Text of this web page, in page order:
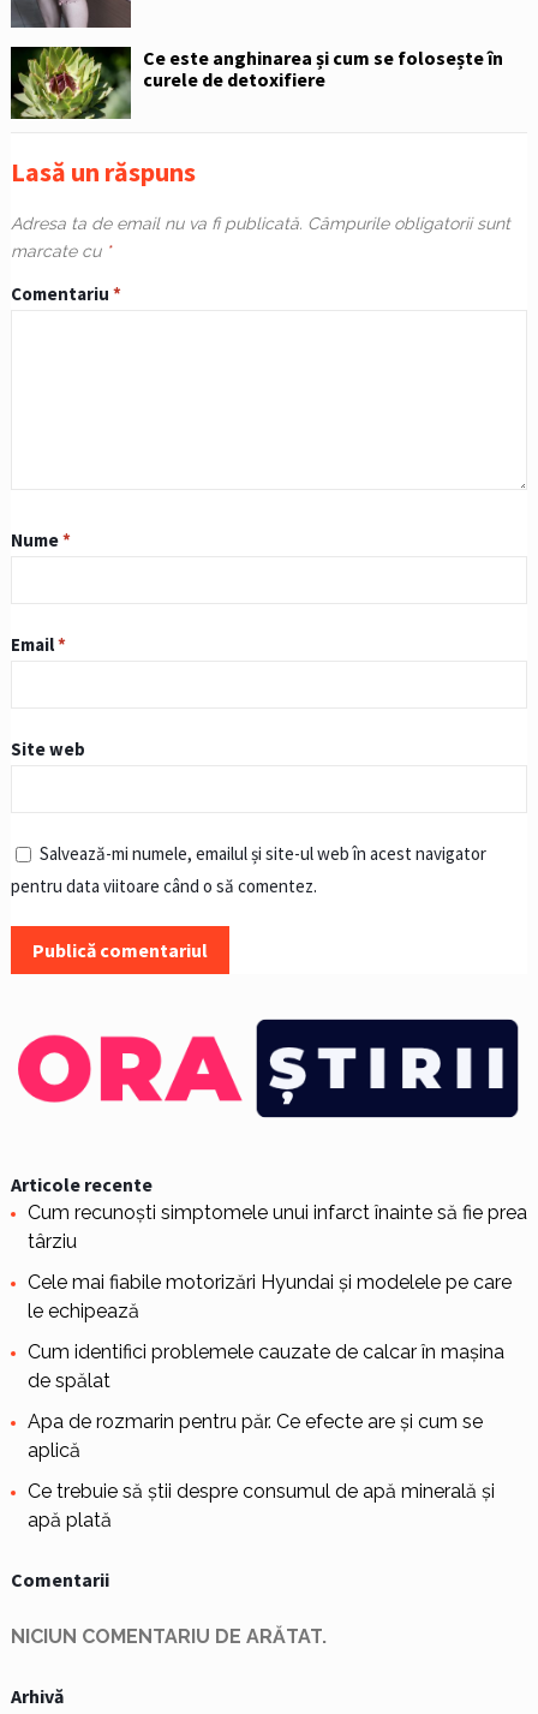
Ce este anghinarea și cum se folosește în
curele de detoxifiere
Lasă un răspuns
Adresa ta de email nu va fi publicată. Câmpurile obligatorii sunt
marcate cu *
Comentariu *
Nume*
Email*
Site web
Salvează-mi numele, emailul și site-ul web în acest navigator
pentru data viitoare când o să comentez.
Articole recente
Cum recunoști simptomele unui infarct înainte să fie prea
târziu
Cele mai fiabile motorizări Hyundai și modelele pe care
le echipează
Cum identifici problemele cauzate de calcar în mașina
de spălat
Apa de rozmarin pentru păr. Ce efecte are și cum se
aplică
Ce trebuie să știi despre consumul de apă minerală și
apă plată
Comentarii
NICIUN COMENTARIU DE ARĂTAT.
Arhivă